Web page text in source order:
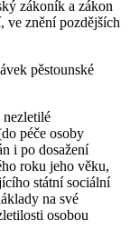
zákoník a zákon
ve znění pozdějších
pěstounské
nezletilé
péče osoby
i po dosažení
roku jeho věku,
státní sociální
na své
osobou